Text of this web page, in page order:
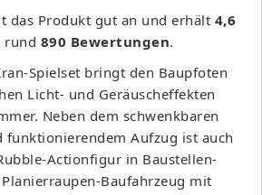
das Produkt gut an und erhält 4,6
rund 890 Bewertungen.
Spielset bringt den Baupfoten
Licht- und Geräuscheffekten
Neben dem schwenkbaren
funktionierendem Aufzug ist auch
Actionfigur in Baustellen-
Baufahrzeug mit